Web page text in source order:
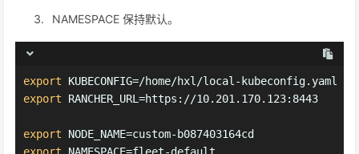
NAMESPACE 保持默认。
export KUBECONFIG=/home/hxl/local-kubeconfig.yaml
export RANCHER_URL=https://10.201.170.123:8443
export NODE_NAME=custom-b087403164cd